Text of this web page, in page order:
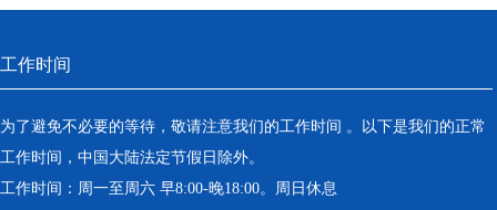
工作时间
为了避免不必要的等待，敬请注意我们的工作时间 。以下是我们的正常
工作时间，中国大陆法定节假日除外。
工作时间：周一至周六 早8:00-晚18:00。周日休息